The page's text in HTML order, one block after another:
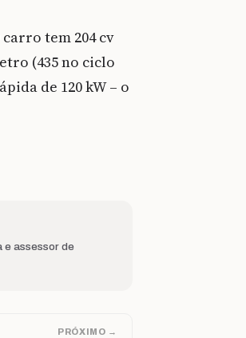
tem 204 cv
(435 no ciclo
de 120 kW – o
e assessor de
PRÓXIMO →